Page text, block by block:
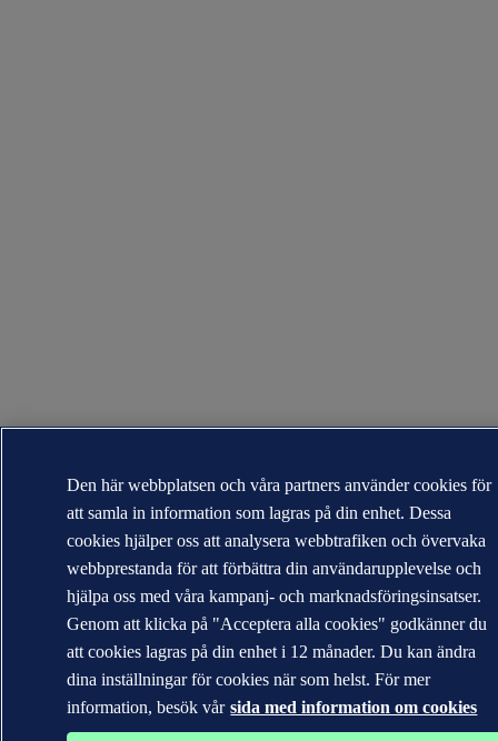
Den här webbplatsen och våra partners använder cookies för
att samla in information som lagras på din enhet. Dessa
cookies hjälper oss att analysera webbtrafiken och övervaka
webbprestanda för att förbättra din användarupplevelse och
hjälpa oss med våra kampanj- och marknadsföringsinsatser.
Genom att klicka på "Acceptera alla cookies" godkänner du
att cookies lagras på din enhet i 12 månader. Du kan ändra
dina inställningar för cookies när som helst. För mer
information, besök vår sida med information om cookies